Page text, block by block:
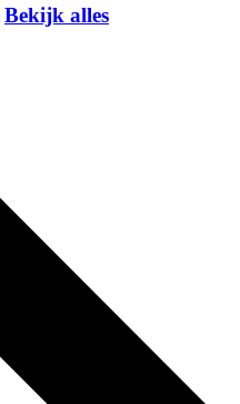
Bekijk alles